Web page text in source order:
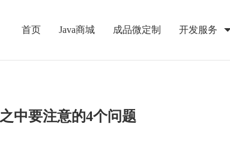
首页 Java商城 成品微定制 开发服务
中要注意的4个问题